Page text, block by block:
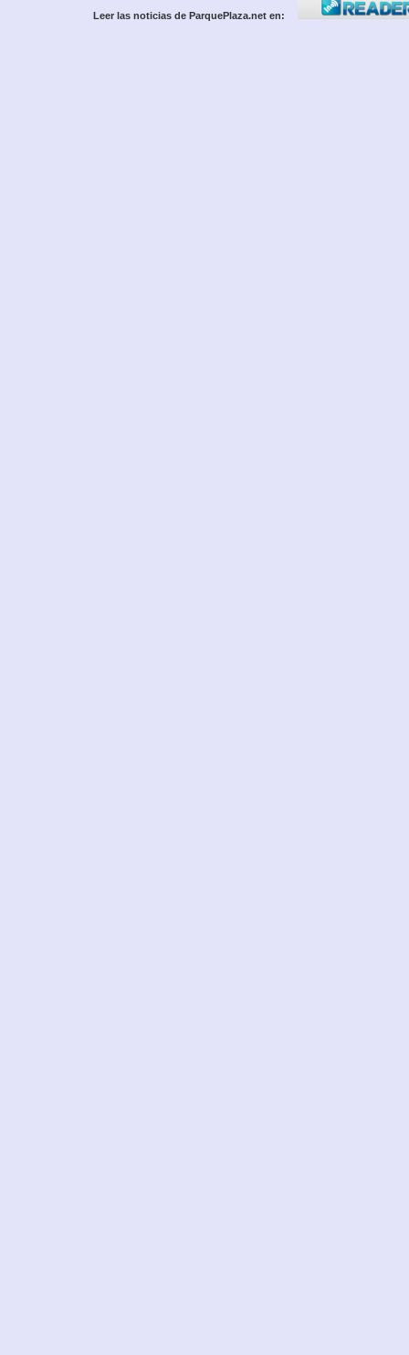
Leer las noticias de ParquePlaza.net en: